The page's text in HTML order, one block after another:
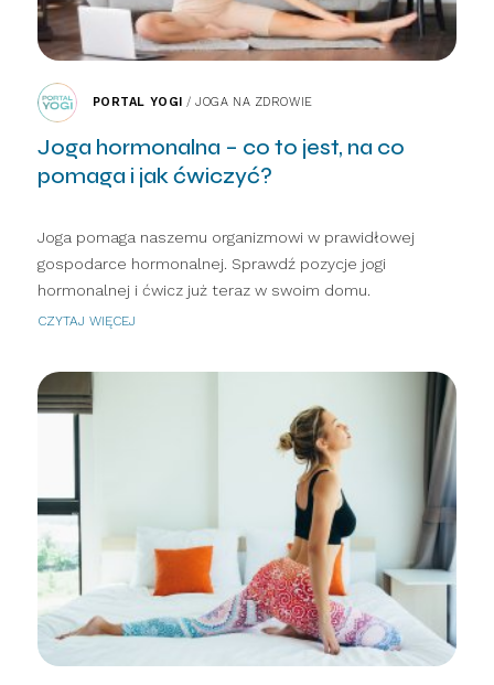
PORTAL YOGI /JOGA NA ZDROWIE
Joga hormonalna – co to jest, na co
pomaga i jak ćwiczyć?
Joga pomaga naszemu organizmowi w prawidłowej
gospodarce hormonalnej. Sprawdź pozycje jogi
hormonalnej i ćwicz już teraz w swoim domu.
CZYTAJ WIĘCEJ